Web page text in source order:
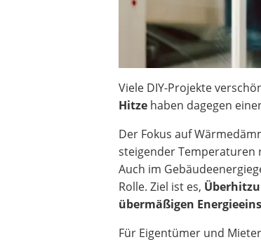
Video-Türsprechanlage
Viele DIY-Projekte
Hitze haben dagegen
Der Fokus auf
steigender
Auch im
Rolle. Ziel ist es,
übermäßigen
Für Eigentümer und